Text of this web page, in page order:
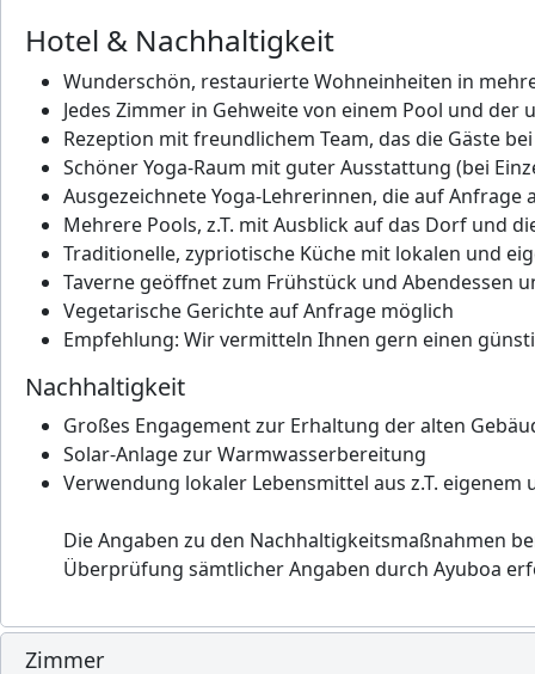
Hotel & Nachhaltigkeit
Wunderschön, restaurierte Wohneinheiten in
Jedes Zimmer in Gehweite von einem Pool und der
Rezeption mit freundlichem Team, das die Gäste
Schöner Yoga-Raum mit guter Ausstattung (bei
Ausgezeichnete Yoga-Lehrerinnen, die auf
Mehrere Pools, z.T. mit Ausblick auf das Dorf und
Traditionelle, zypriotische Küche mit lokalen und
Taverne geöffnet zum Frühstück und Abendessen
Vegetarische Gerichte auf Anfrage möglich
Empfehlung: Wir vermitteln Ihnen gern einen
Nachhaltigkeit
Großes Engagement zur Erhaltung der alten
Solar-Anlage zur Warmwasserbereitung
Verwendung lokaler Lebensmittel aus z.T. eigenem
Die Angaben zu den Nachhaltigkeitsmaßnahmen
Überprüfung sämtlicher Angaben durch Ayuboa
Zimmer